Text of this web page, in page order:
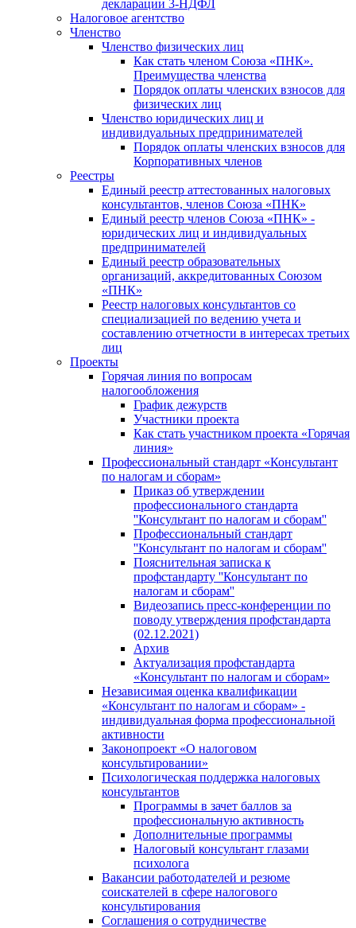
декларации 3-НДФЛ
Налоговое агентство
Членство
Членство физических лиц
Как стать членом Союза «ПНК».
Преимущества членства
Порядок оплаты членских взносов для
физических лиц
Членство юридических лиц и
индивидуальных предпринимателей
Порядок оплаты членских взносов для
Корпоративных членов
Реестры
Единый реестр аттестованных налоговых
консультантов, членов Союза «ПНК»
Единый реестр членов Союза «ПНК» -
юридических лиц и индивидуальных
предпринимателей
Единый реестр образовательных
организаций, аккредитованных Союзом
«ПНК»
Реестр налоговых консультантов со
специализацией по ведению учета и
составлению отчетности в интересах третьих
лиц
Проекты
Горячая линия по вопросам
налогообложения
График дежурств
Участники проекта
Как стать участником проекта «Горячая
линия»
Профессиональный стандарт «Консультант
по налогам и сборам»
Приказ об утверждении
профессионального стандарта
''Консультант по налогам и сборам''
Профессиональный стандарт
''Консультант по налогам и сборам''
Пояснительная записка к
профстандарту ''Консультант по
налогам и сборам''
Видеозапись пресс-конференции по
поводу утверждения профстандарта
(02.12.2021)
Архив
Актуализация профстандарта
«Консультант по налогам и сборам»
Независимая оценка квалификации
«Консультант по налогам и сборам» -
индивидуальная форма профессиональной
активности
Законопроект «О налоговом
консультировании»
Психологическая поддержка налоговых
консультантов
Программы в зачет баллов за
профессиональную активность
Дополнительные программы
Налоговый консультант глазами
психолога
Вакансии работодателей и резюме
соискателей в сфере налогового
консультирования
Соглашения о сотрудничестве